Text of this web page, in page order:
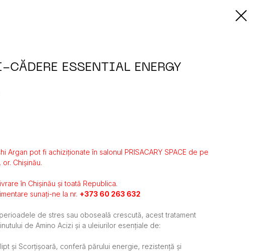
ESSENTIAL ENERGY
Argan pot fi achiziționate în salonul PRISACARY SPACE de pe
or. Chișinău.
în Chișinău și toată Republica.
sunați-ne la nr. +373 60 263 632
de stres sau oboseală crescută, acest tratament
de Amino Acizi și a uleiurilor esențiale de:
și Scorțișoară, conferă părului energie, rezistență și